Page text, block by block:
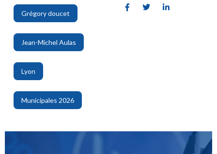
Grégory doucet
,
Jean-Michel Aulas
,
Lyon
,
Municipales 2026